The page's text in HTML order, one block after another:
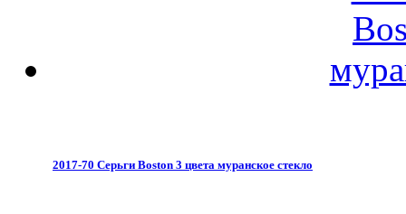
2017-70 Серьги Boston 3 цвета муранское стекло